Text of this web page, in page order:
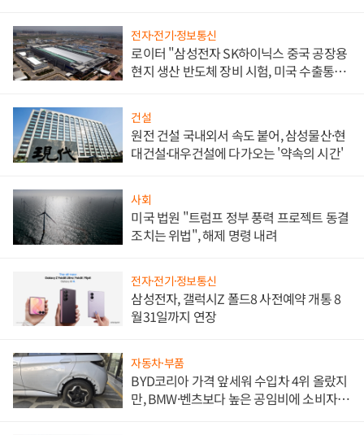
전자·전기·정보통신
로이터 "삼성전자 SK하이닉스 중국 공장용
현지 생산 반도체 장비 시험, 미국 수출통제
건설
원전 건설 국내외서 속도 붙어, 삼성물산·현
대건설·대우건설에 다가오는 '약속의 시간'
사회
미국 법원 "트럼프 정부 풍력 프로젝트 동결
조치는 위법", 해제 명령 내려
전자·전기·정보통신
삼성전자, 갤럭시Z 폴드8 사전예약 개통 8
월31일까지 연장
자동차·부품
BYD코리아 가격 앞세워 수입차 4위 올랐지
만, BMW·벤츠보다 높은 공임비에 소비자